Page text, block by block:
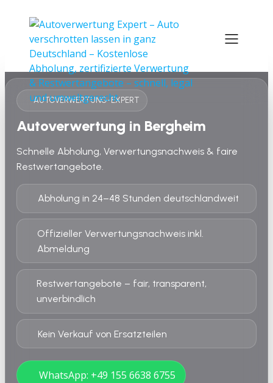
AUTOVERWERTUNG-EXPERT
Autoverwertung in Bergheim
Schnelle Abholung, Verwertungsnachweis & faire
Restwertangebote.
Abholung in 24–48 Stunden deutschlandweit
Offizieller Verwertungsnachweis inkl.
Abmeldung
Restwertangebote – fair, transparent,
unverbindlich
Kein Verkauf von Ersatzteilen
WhatsApp: +49 155 6638 6755